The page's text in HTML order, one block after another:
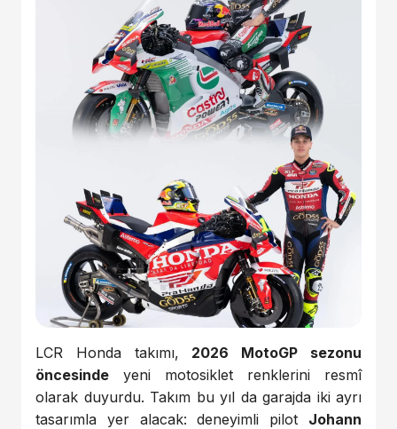
LCR Honda takımı, 2026 MotoGP sezonu
öncesinde yeni motosiklet renklerini resmî
olarak duyurdu. Takım bu yıl da garajda iki ayrı
tasarımla yer alacak: deneyimli pilot Johann